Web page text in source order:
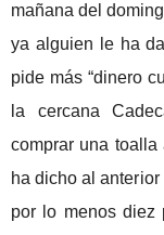
mañana del
ya alguien le ha
pide más “dinero
la cercana
comprar una
ha dicho al
por lo menos